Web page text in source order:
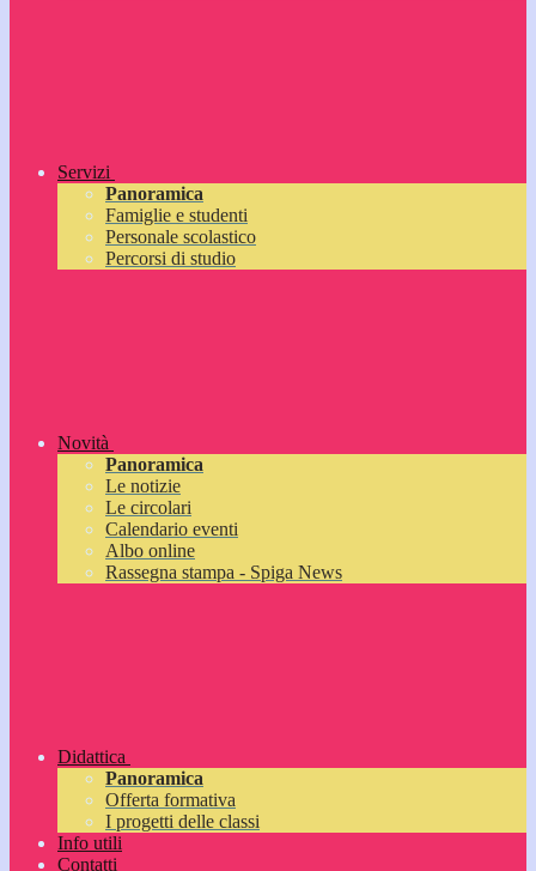
Servizi
Panoramica
Famiglie e studenti
Personale scolastico
Percorsi di studio
Novità
Panoramica
Le notizie
Le circolari
Calendario eventi
Albo online
Rassegna stampa - Spiga News
Didattica
Panoramica
Offerta formativa
I progetti delle classi
Info utili
Contatti